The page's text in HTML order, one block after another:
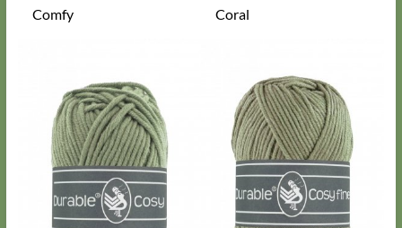
Comfy Coral